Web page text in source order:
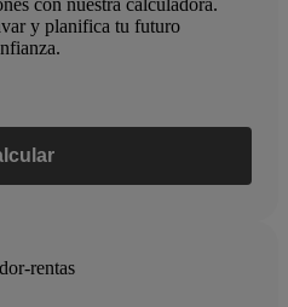
y planifica tu futuro